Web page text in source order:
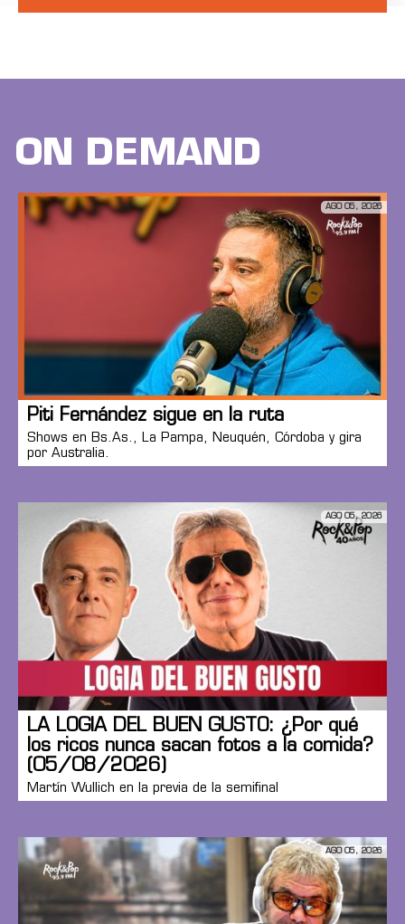
ON DEMAND
AGO 05, 2026
Piti Fernández sigue en la ruta
Shows en Bs.As., La Pampa, Neuquén, Córdoba y gira
por Australia.
AGO 05, 2026
LA LOGIA DEL BUEN GUSTO: ¿Por qué
los ricos nunca sacan fotos a la comida?
(05/08/2026)
Martín Wullich en la previa de la semifinal
AGO 05, 2026